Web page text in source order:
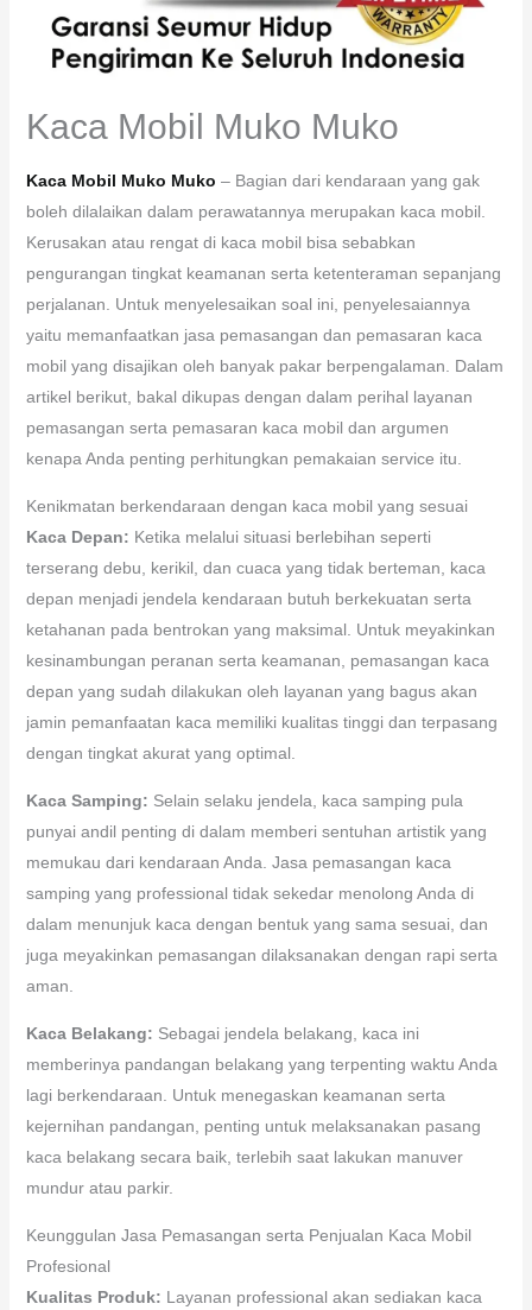
Kaca Mobil Muko Muko
Kaca Mobil Muko Muko – Bagian dari kendaraan yang gak
boleh dilalaikan dalam perawatannya merupakan kaca mobil.
Kerusakan atau rengat di kaca mobil bisa sebabkan
pengurangan tingkat keamanan serta ketenteraman sepanjang
perjalanan. Untuk menyelesaikan soal ini, penyelesaiannya
yaitu memanfaatkan jasa pemasangan dan pemasaran kaca
mobil yang disajikan oleh banyak pakar berpengalaman. Dalam
artikel berikut, bakal dikupas dengan dalam perihal layanan
pemasangan serta pemasaran kaca mobil dan argumen
kenapa Anda penting perhitungkan pemakaian service itu.
Kenikmatan berkendaraan dengan kaca mobil yang sesuai
Kaca Depan: Ketika melalui situasi berlebihan seperti
terserang debu, kerikil, dan cuaca yang tidak berteman, kaca
depan menjadi jendela kendaraan butuh berkekuatan serta
ketahanan pada bentrokan yang maksimal. Untuk meyakinkan
kesinambungan peranan serta keamanan, pemasangan kaca
depan yang sudah dilakukan oleh layanan yang bagus akan
jamin pemanfaatan kaca memiliki kualitas tinggi dan terpasang
dengan tingkat akurat yang optimal.
Kaca Samping: Selain selaku jendela, kaca samping pula
punyai andil penting di dalam memberi sentuhan artistik yang
memukau dari kendaraan Anda. Jasa pemasangan kaca
samping yang professional tidak sekedar menolong Anda di
dalam menunjuk kaca dengan bentuk yang sama sesuai, dan
juga meyakinkan pemasangan dilaksanakan dengan rapi serta
aman.
Kaca Belakang: Sebagai jendela belakang, kaca ini
memberinya pandangan belakang yang terpenting waktu Anda
lagi berkendaraan. Untuk menegaskan keamanan serta
kejernihan pandangan, penting untuk melaksanakan pasang
kaca belakang secara baik, terlebih saat lakukan manuver
mundur atau parkir.
Keunggulan Jasa Pemasangan serta Penjualan Kaca Mobil
Profesional
Kualitas Produk: Layanan professional akan sediakan kaca